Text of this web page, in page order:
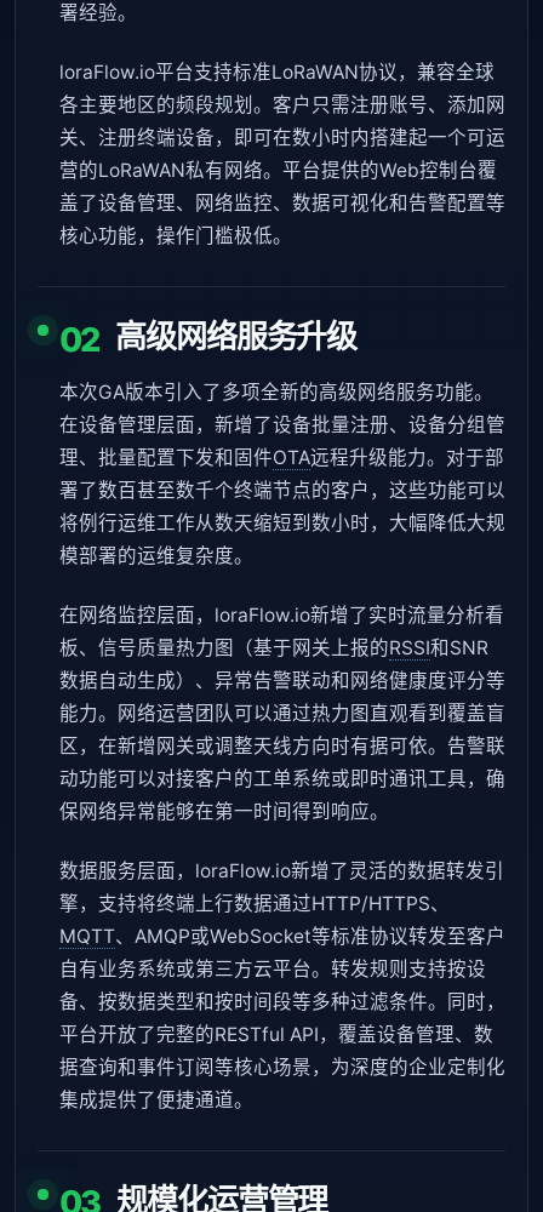
署经验。
loraFlow.io平台支持标准LoRaWAN协议，兼容全球
各主要地区的频段规划。客户只需注册账号、添加网
关、注册终端设备，即可在数小时内搭建起一个可运
营的LoRaWAN私有网络。平台提供的Web控制台覆
盖了设备管理、网络监控、数据可视化和告警配置等
核心功能，操作门槛极低。
02 高级网络服务升级
本次GA版本引入了多项全新的高级网络服务功能。
在设备管理层面，新增了设备批量注册、设备分组管
理、批量配置下发和固件OTA远程升级能力。对于部
署了数百甚至数千个终端节点的客户，这些功能可以
将例行运维工作从数天缩短到数小时，大幅降低大规
模部署的运维复杂度。
在网络监控层面，loraFlow.io新增了实时流量分析看
板、信号质量热力图（基于网关上报的RSSI和SNR
数据自动生成）、异常告警联动和网络健康度评分等
能力。网络运营团队可以通过热力图直观看到覆盖盲
区，在新增网关或调整天线方向时有据可依。告警联
动功能可以对接客户的工单系统或即时通讯工具，确
保网络异常能够在第一时间得到响应。
数据服务层面，loraFlow.io新增了灵活的数据转发引
擎，支持将终端上行数据通过HTTP/HTTPS、
MQTT、AMQP或WebSocket等标准协议转发至客户
自有业务系统或第三方云平台。转发规则支持按设
备、按数据类型和按时间段等多种过滤条件。同时，
平台开放了完整的RESTful API，覆盖设备管理、数
据查询和事件订阅等核心场景，为深度的企业定制化
集成提供了便捷通道。
03 规模化运营管理